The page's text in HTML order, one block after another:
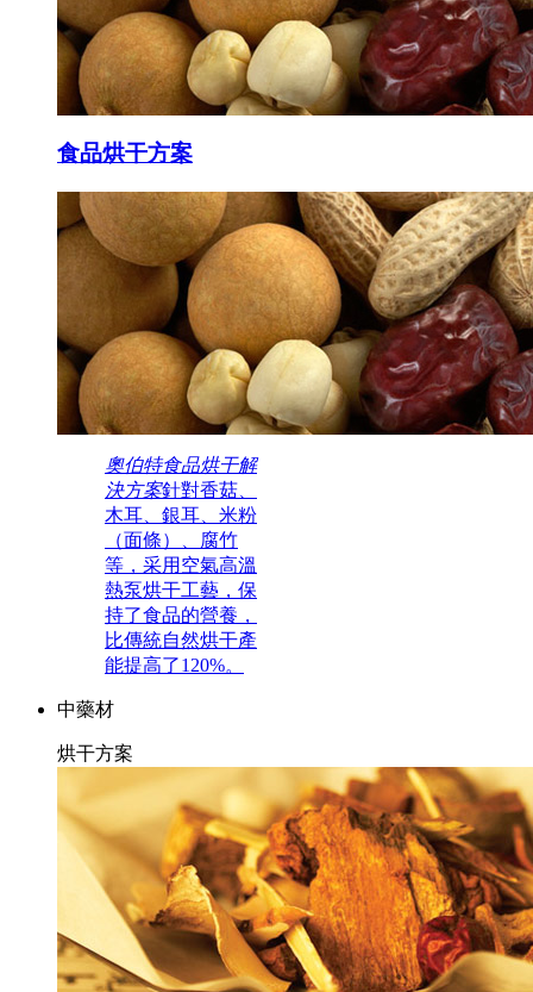
食品烘干方案
奧伯特食品烘干解
決方案針對香菇、
木耳、銀耳、米粉
（面條）、腐竹
等，采用空氣高溫
熱泵烘干工藝，保
持了食品的營養，
比傳統自然烘干產
能提高了120%。
中藥材
烘干方案